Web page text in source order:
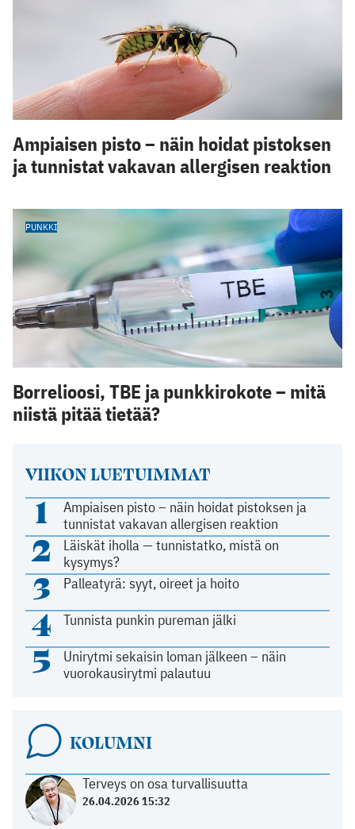
VIIKON LUETUIMMAT
1
Ampiaisen pisto – näin hoidat pistoksen ja
tunnistat vakavan allergisen reaktion
2
Läiskät iholla — tunnistatko, mistä on
kysymys?
3 Palleatyrä: syyt, oireet ja hoito
4 Tunnista punkin pureman jälki
5
Unirytmi sekaisin loman jälkeen – näin
vuorokausirytmi palautuu
KOLUMNI
Terveys on osa turvallisuutta
26.04.2026 15:32
Ampiaisen pisto – näin hoidat pistoksen
ja tunnistat vakavan allergisen reaktion
PUNKKI
Borrelioosi, TBE ja punkkirokote – mitä
niistä pitää tietää?